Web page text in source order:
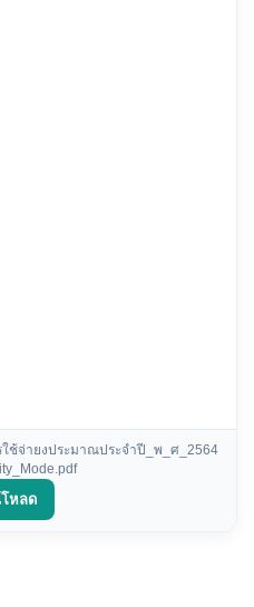
ช้จ่ายงประมาณประจำปี_พ_ศ_2564
หลด